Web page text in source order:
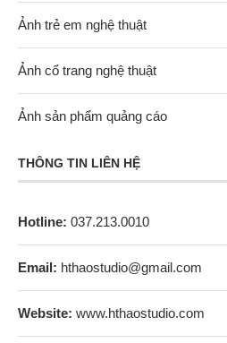
Ảnh trẻ em nghệ thuật
Ảnh cổ trang nghệ thuật
Ảnh sản phẩm quảng cáo
THÔNG TIN LIÊN HỆ
Hotline: 037.213.0010
Email: hthaostudio@gmail.com
Website: www.hthaostudio.com